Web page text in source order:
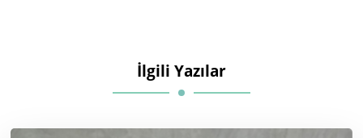
İlgili Yazılar